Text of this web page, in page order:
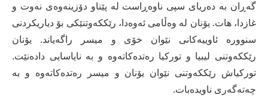
گەڕان بە دەریای سپی ناوەڕاست لە پێناو دۆزینەوەی نەوت و
غازدا، هات. یۆنان لە وەڵامی ئەوەدا، رێککەوتنێکی بۆ دیاریکردنی
سنوورە ئاوییەکانی نێوان خۆی و میسر راگەیاند. یۆنان
رێککەوتنی لیبیا و تورکیا رەتدەکاتەوە و بە نایاسایی دادەنێت.
تورکیاش رێککەوتنی نێوان یۆنان و میسر رەتدەکاتەوە و بە
چەتەگەری ناویدەبات.